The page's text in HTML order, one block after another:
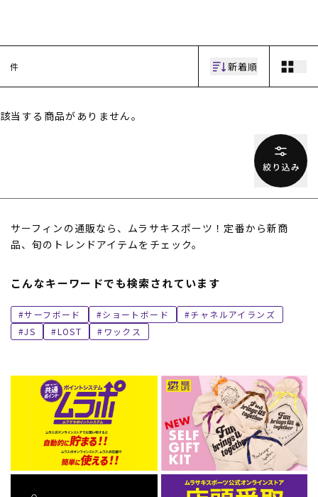
ブランド一覧
特集一覧
覧
スタッフスナップ
ご利用ガイド
会員ランク
ポイント・クーポンもこのアプリで！
件 新着順
該当する商品がありません。
サーフィンの通販なら、ムラサキスポーツ！定番から新商
品、旬のトレンドアイテムをチェック。
こんなキーワードでも検索されています
サーフボード ショートボード
チャネルアイランズ
JS
LOST ワックス